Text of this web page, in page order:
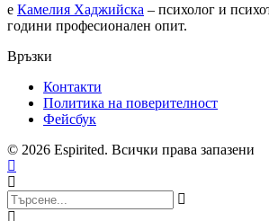
е Камелия Хаджийска – психолог и
години професионален опит.
Връзки
Контакти
Политика на поверителност
Фейсбук
© 2026 Espirited. Всички права запазени